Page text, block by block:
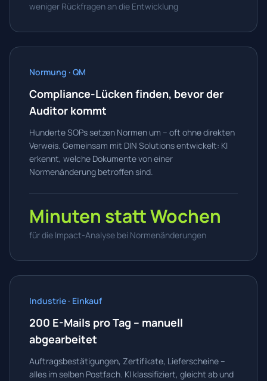
weniger Rückfragen an die Entwicklung
Normung · QM
Compliance-Lücken finden, bevor der
Auditor kommt
Hunderte SOPs setzen Normen um – oft ohne direkten
Verweis. Gemeinsam mit DIN Solutions entwickelt: KI
erkennt, welche Dokumente von einer
Normenänderung betroffen sind.
Minuten statt Wochen
für die Impact-Analyse bei Normenänderungen
Industrie · Einkauf
200 E-Mails pro Tag – manuell
abgearbeitet
Auftragsbestätigungen, Zertifikate, Lieferscheine –
alles im selben Postfach. KI klassifiziert, gleicht ab und